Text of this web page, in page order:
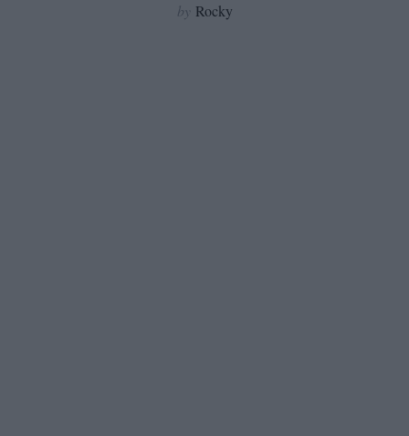
by Rocky